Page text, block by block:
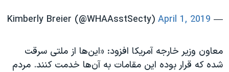
— Kimberly Breier (@WHAAsstSecty)
April 1, 2019
معاون وزیر خارجه آمریکا افزود:‌ «این‌ها از ملتی سرقت
شده که قرار بوده این مقامات به آن‌ها خدمت کنند. مردم